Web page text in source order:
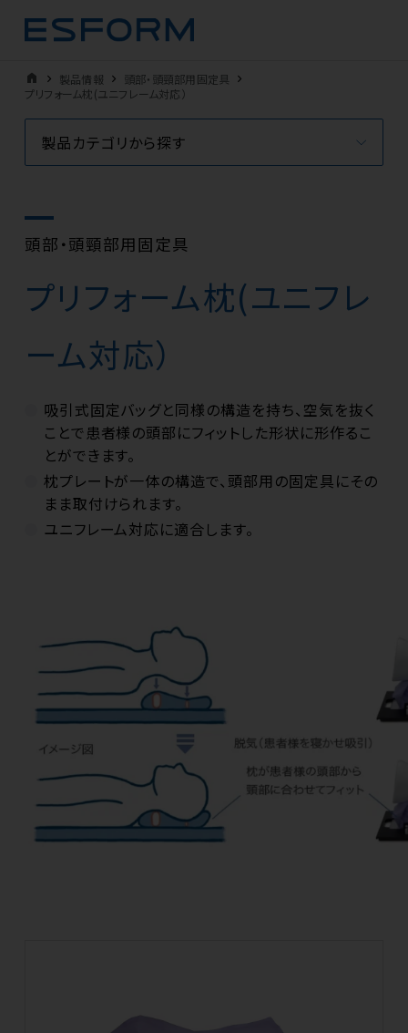
home 製品情報
頭部・頭頸部用固定具
プリフォーム枕(ユニフレーム対応）
製品カテゴリから探す
頭部・頭頸部用固定具
プリフォーム枕(ユニフレ
ーム対応）
吸引式固定バッグと同様の構造を持ち、空気を抜く
ことで患者様の頭部にフィットした形状に形作るこ
とができます。
枕プレートが一体の構造で、頭部用の固定具にその
まま取付けられます。
ユニフレーム対応に適合します。